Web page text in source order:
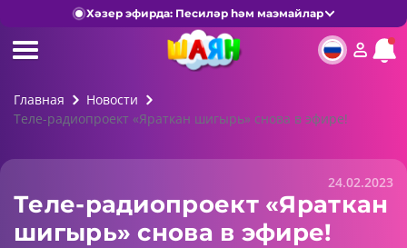
Хәзер эфирда: Песиләр һәм маэмайлар
Главная
Новости
Теле-радиопроект «Яраткан шигырь» снова в эфире!
24.02.2023
Теле-радиопроект «Яраткан
шигырь» снова в эфире!